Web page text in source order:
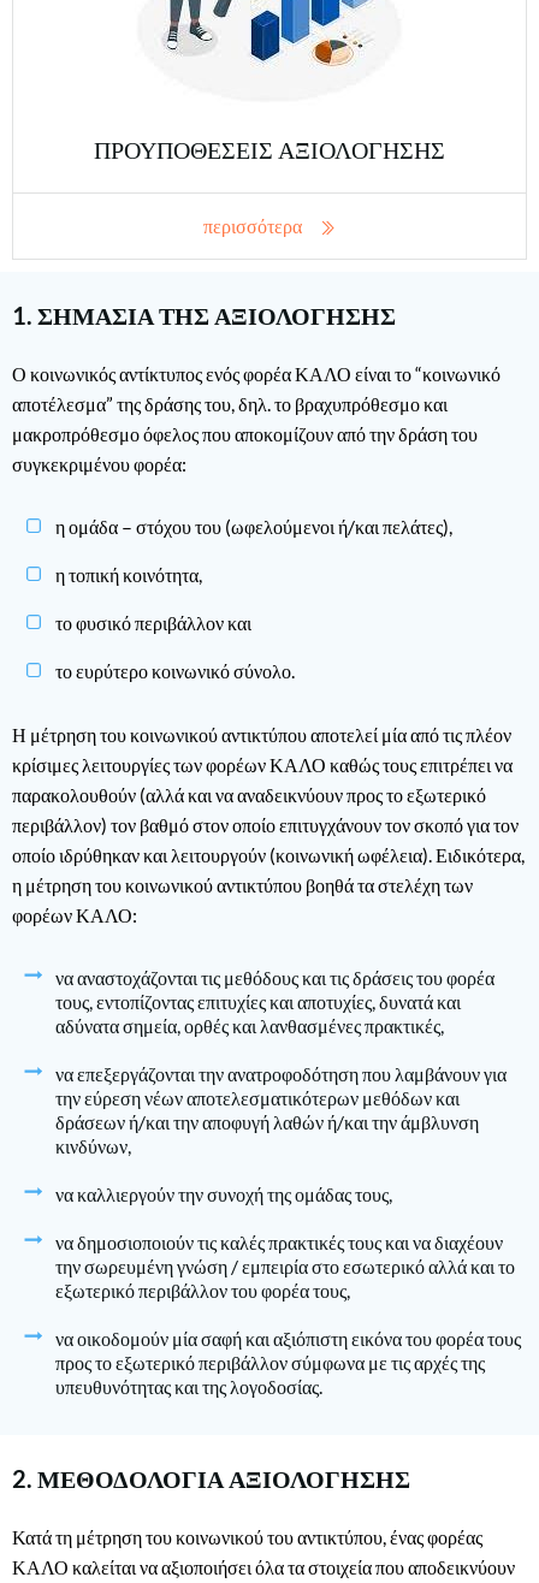
ΠΡΟΥΠΟΘΕΣΕΙΣ ΑΞΙΟΛΟΓΗΣΗΣ
περισσότερα
1. ΣΗΜΑΣΙΑ ΤΗΣ ΑΞΙΟΛΟΓΗΣΗΣ
Ο κοινωνικός αντίκτυπος ενός φορέα ΚΑΛΟ είναι το “κοινωνικό
αποτέλεσμα” της δράσης του, δηλ. το βραχυπρόθεσμο και
μακροπρόθεσμο όφελος που αποκομίζουν από την δράση του
συγκεκριμένου φορέα:
η ομάδα – στόχου του (ωφελούμενοι ή/και πελάτες),
η τοπική κοινότητα,
το φυσικό περιβάλλον και
το ευρύτερο κοινωνικό σύνολο.
Η μέτρηση του κοινωνικού αντικτύπου αποτελεί μία από τις πλέον
κρίσιμες λειτουργίες των φορέων ΚΑΛΟ καθώς τους επιτρέπει να
παρακολουθούν (αλλά και να αναδεικνύουν προς το εξωτερικό
περιβάλλον) τον βαθμό στον οποίο επιτυγχάνουν τον σκοπό για τον
οποίο ιδρύθηκαν και λειτουργούν (κοινωνική ωφέλεια). Ειδικότερα,
η μέτρηση του κοινωνικού αντικτύπου βοηθά τα στελέχη των
φορέων ΚΑΛΟ:
να αναστοχάζονται τις μεθόδους και τις δράσεις του φορέα
τους, εντοπίζοντας επιτυχίες και αποτυχίες, δυνατά και
αδύνατα σημεία, ορθές και λανθασμένες πρακτικές,
να επεξεργάζονται την ανατροφοδότηση που λαμβάνουν για
την εύρεση νέων αποτελεσματικότερων μεθόδων και
δράσεων ή/και την αποφυγή λαθών ή/και την άμβλυνση
κινδύνων,
να καλλιεργούν την συνοχή της ομάδας τους,
να δημοσιοποιούν τις καλές πρακτικές τους και να διαχέουν
την σωρευμένη γνώση / εμπειρία στο εσωτερικό αλλά και το
εξωτερικό περιβάλλον του φορέα τους,
να οικοδομούν μία σαφή και αξιόπιστη εικόνα του φορέα τους
προς το εξωτερικό περιβάλλον σύμφωνα με τις αρχές της
υπευθυνότητας και της λογοδοσίας.
2. ΜΕΘΟΔΟΛΟΓΙΑ ΑΞΙΟΛΟΓΗΣΗΣ
Κατά τη μέτρηση του κοινωνικού του αντικτύπου, ένας φορέας
ΚΑΛΟ καλείται να αξιοποιήσει όλα τα στοιχεία που αποδεικνύουν